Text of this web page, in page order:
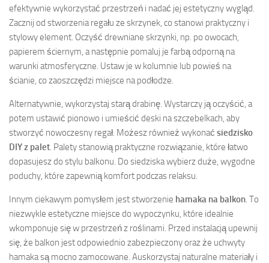
efektywnie wykorzystać przestrzeń i nadać jej estetyczny wygląd.
Zacznij od stworzenia regału ze skrzynek, co stanowi praktyczny i
stylowy element. Oczyść drewniane skrzynki, np. po owocach,
papierem ściernym, a następnie pomaluj je farbą odporną na
warunki atmosferyczne. Ustaw je w kolumnie lub powieś na
ścianie, co zaoszczędzi miejsce na podłodze.
Alternatywnie, wykorzystaj starą drabinę. Wystarczy ją oczyścić, a
potem ustawić pionowo i umieścić deski na szczebelkach, aby
stworzyć nowoczesny regał. Możesz również wykonać siedzisko
DIY z palet . Palety stanowią praktyczne rozwiązanie, które łatwo
dopasujesz do stylu balkonu. Do siedziska wybierz duże, wygodne
poduchy, które zapewnią komfort podczas relaksu.
Innym ciekawym pomysłem jest stworzenie hamaka na balkon . To
niezwykle estetyczne miejsce do wypoczynku, które idealnie
wkomponuje się w przestrzeń z roślinami. Przed instalacją upewnij
się, że balkon jest odpowiednio zabezpieczony oraz że uchwyty
hamaka są mocno zamocowane. Auskorzystaj naturalne materiały i